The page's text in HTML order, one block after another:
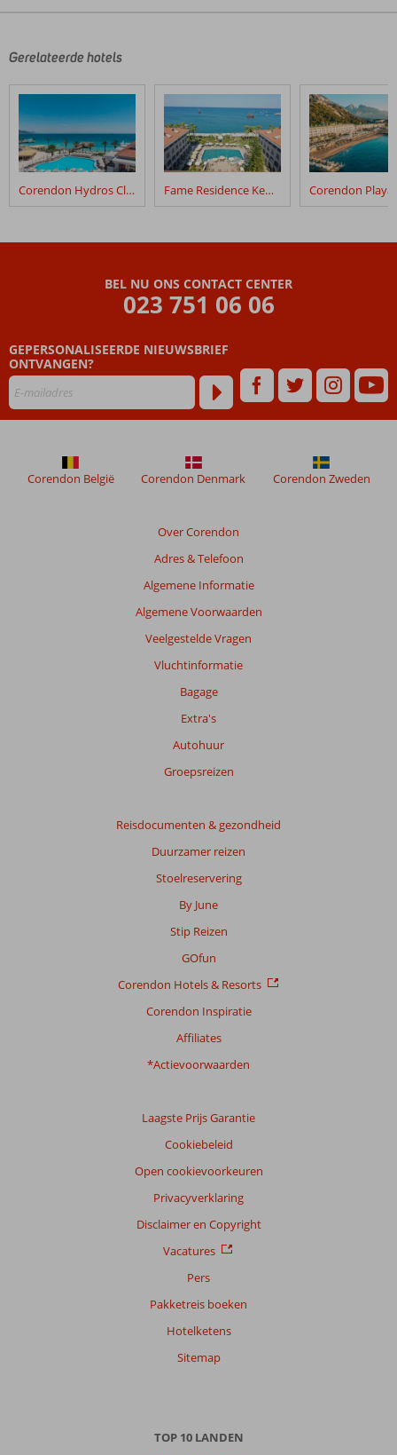
Gerelateerde hotels
Corendon Hydros Club Kemer Fame Residence Kemer & Spa
BEL NU ONS CONTACT CENTER
023 751 06 06
GEPERSONALISEERDE NIEUWSBRIEF
ONTVANGEN?
Over Corendon
Adres & Telefoon
Algemene Informatie
Algemene Voorwaarden
Veelgestelde Vragen
Vluchtinformatie
Bagage
Extra's
Autohuur
Groepsreizen
Reisdocumenten & gezondheid
Duurzamer reizen
Stoelreservering
By June
Stip Reizen
GOfun
Corendon Hotels & Resorts
Corendon Inspiratie
Affiliates
*Actievoorwaarden
Laagste Prijs Garantie
Cookiebeleid
Open cookievoorkeuren
Privacyverklaring
Disclaimer en Copyright
Vacatures
Pers
Pakketreis boeken
Hotelketens
Sitemap
Corendon België Corendon Denmark Corendon Zweden
TOP 10 LANDEN